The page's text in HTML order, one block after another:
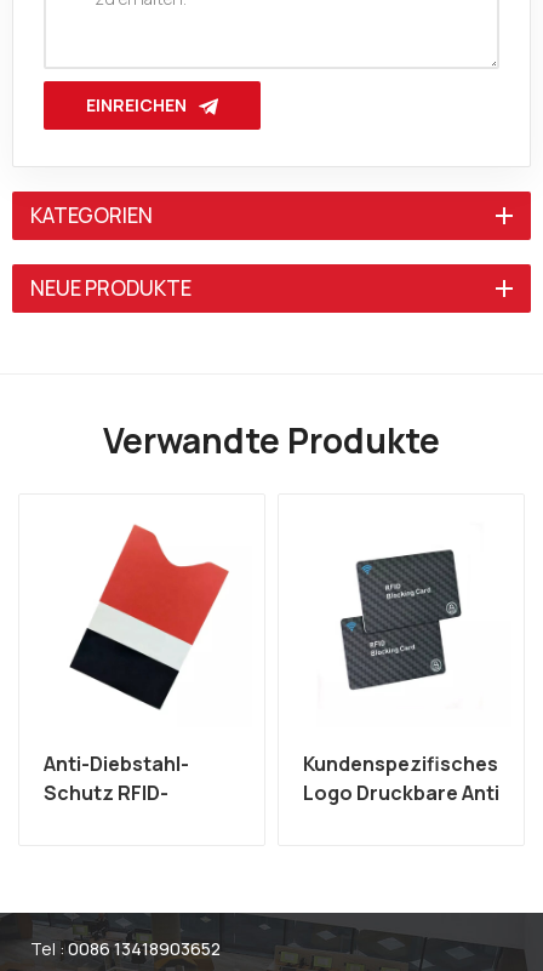
EINREICHEN
KATEGORIEN
NEUE PRODUKTE
Verwandte Produkte
Anti-Diebstahl-
Schutz RFID-
Kundenspezifisches
Logo Druckbare Anti
Tel :0086 13418903652